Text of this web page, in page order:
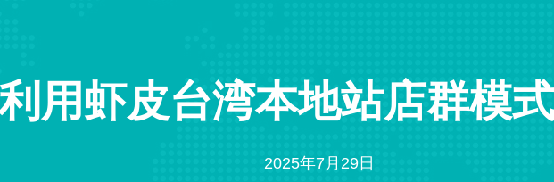
用虾皮台湾本地站店群模
2025年7月29日